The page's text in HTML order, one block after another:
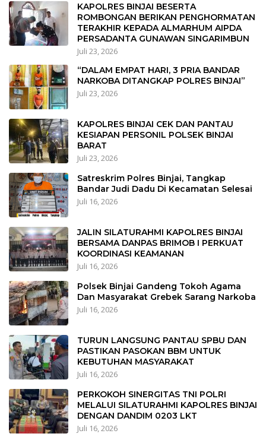
KAPOLRES BINJAI BESERTA
ROMBONGAN BERIKAN PENGHORMATAN
TERAKHIR KEPADA ALMARHUM AIPDA
PERSADANTA GUNAWAN SINGARIMBUN
Juli 23, 2026
“DALAM EMPAT HARI, 3 PRIA BANDAR
NARKOBA DITANGKAP POLRES BINJAI”
Juli 23, 2026
KAPOLRES BINJAI CEK DAN PANTAU
KESIAPAN PERSONIL POLSEK BINJAI
BARAT
Juli 23, 2026
Satreskrim Polres Binjai, Tangkap
Bandar Judi Dadu Di Kecamatan Selesai
Juli 16, 2026
JALIN SILATURAHMI KAPOLRES BINJAI
BERSAMA DANPAS BRIMOB I PERKUAT
KOORDINASI KEAMANAN
Juli 16, 2026
Polsek Binjai Gandeng Tokoh Agama
Dan Masyarakat Grebek Sarang Narkoba
Juli 16, 2026
TURUN LANGSUNG PANTAU SPBU DAN
PASTIKAN PASOKAN BBM UNTUK
KEBUTUHAN MASYARAKAT
Juli 16, 2026
PERKOKOH SINERGITAS TNI POLRI
MELALUI SILATURAHMI KAPOLRES BINJAI
DENGAN DANDIM 0203 LKT
Juli 16, 2026